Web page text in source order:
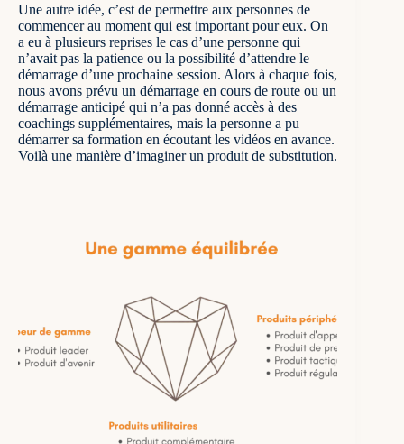
Une autre idée, c’est de permettre aux personnes de
commencer au moment qui est important pour eux. On
a eu à plusieurs reprises le cas d’une personne qui
n’avait pas la patience ou la possibilité d’attendre le
démarrage d’une prochaine session. Alors à chaque fois,
nous avons prévu un démarrage en cours de route ou un
démarrage anticipé qui n’a pas donné accès à des
coachings supplémentaires, mais la personne a pu
démarrer sa formation en écoutant les vidéos en avance.
Voilà une manière d’imaginer un produit de substitution.